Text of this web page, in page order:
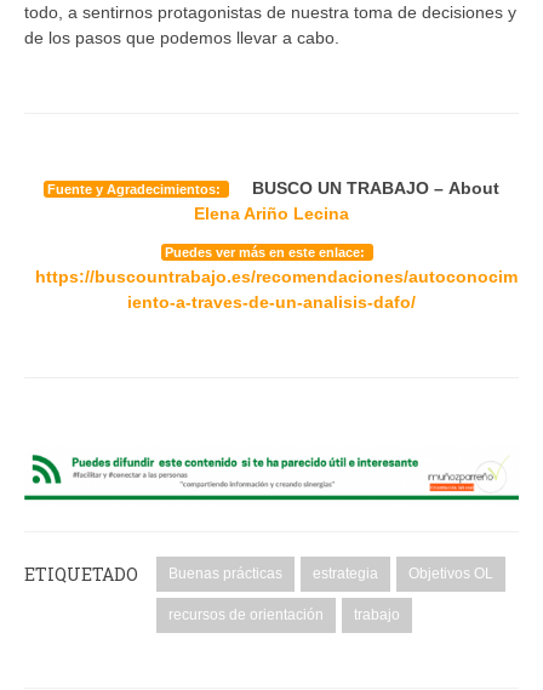
todo, a sentirnos protagonistas de nuestra toma de decisiones y
de los pasos que podemos llevar a cabo.
Fuente y Agradecimientos:
BUSCO UN TRABAJO – About
Elena Ariño Lecina
Puedes ver más en este enlace:
https://buscountrabajo.es/recomendaciones/autoconocim
iento-a-traves-de-un-analisis-dafo/
ETIQUETADO Buenas prácticas estrategia Objetivos OL
recursos de orientación trabajo